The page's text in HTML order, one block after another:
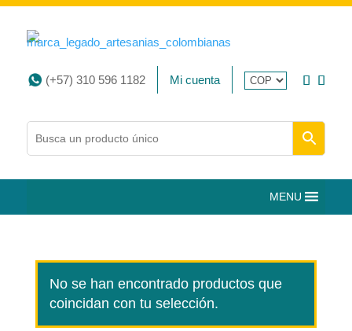
(+57) 310 596 1182 Mi cuenta
MENU
No se han encontrado productos que
coincidan con tu selección.